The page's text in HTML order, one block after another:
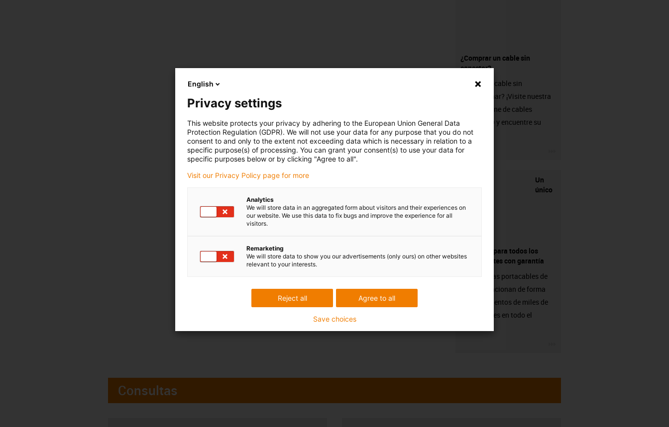
¿Comprar un cable sin
conector?
¿Busca un cable sin
confeccionar? ¡Visite nuestra
tienda online de cables
chainflex® y encuentre su
solución!
Un
único
proveedor para todos los
componentes con garantía
Las cadenas portacables de
igus ya funcionan de forma
fiable en cientos de miles de
aplicaciones en todo el
Consultas
English
Privacy settings
This website protects your privacy by adhering to the European Union General Data
Protection Regulation (GDPR). We will not use your data for any purpose that you do not
consent to and only to the extent not exceeding data which is necessary in relation to a
specific purpose(s) of processing. You can grant your consent(s) to use your data for
specific purposes below or by clicking "Agree to all".
Visit our Privacy Policy page for more
Analytics
We will store data in an aggregated form about visitors and their experiences on
our website. We use this data to fix bugs and improve the experience for all
visitors.
Remarketing
We will store data to show you our advertisements (only ours) on other websites
relevant to your interests.
Agree to all
Reject all
Save choices